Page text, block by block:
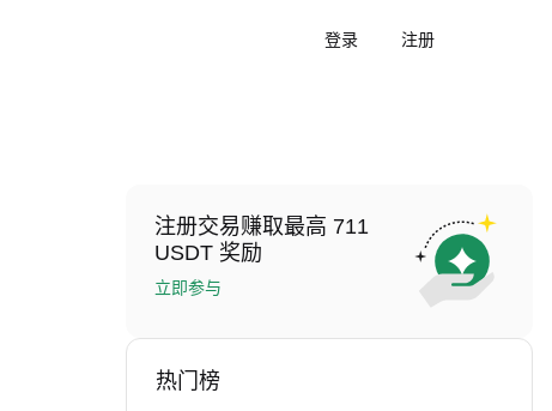
登录 注册
注册交易赚取最高 711
USDT 奖励
立即参与
热门榜